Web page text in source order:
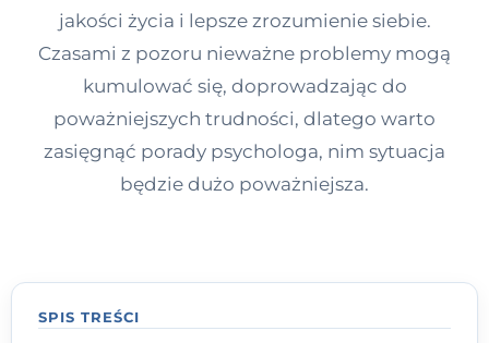
jakości życia i lepsze zrozumienie siebie.
Czasami z pozoru nieważne problemy mogą
kumulować się, doprowadzając do
poważniejszych trudności, dlatego warto
zasięgnąć porady psychologa, nim sytuacja
będzie dużo poważniejsza.
SPIS TREŚCI